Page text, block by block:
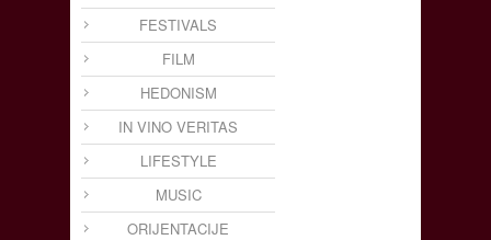
FESTIVALS
FILM
HEDONISM
IN VINO VERITAS
LIFESTYLE
MUSIC
ORIJENTACIJE